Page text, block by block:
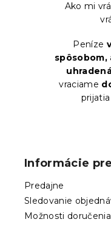
Ako mi
Peníze
spôsobom,
vraciame
Informácie
Predajne
Sledovanie
Možnosti doručenia